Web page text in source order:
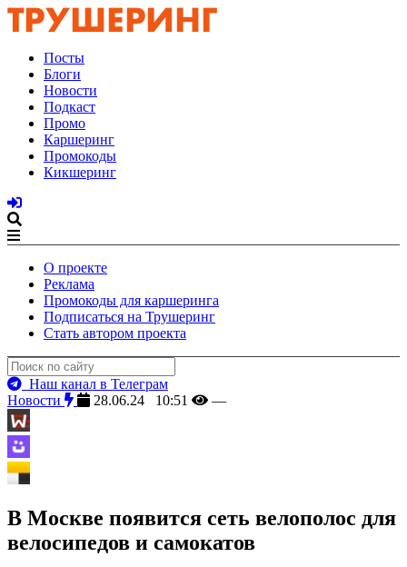
Посты
Блоги
Новости
Подкаст
Промо
Каршеринг
Промокоды
Кикшеринг
О проекте
Реклама
Промокоды для каршеринга
Подписаться на Трушеринг
Стать автором проекта
Наш канал в Телеграм
Новости
28.06.24 10:51 —
В Москве появится сеть велополос для
велосипедов и самокатов